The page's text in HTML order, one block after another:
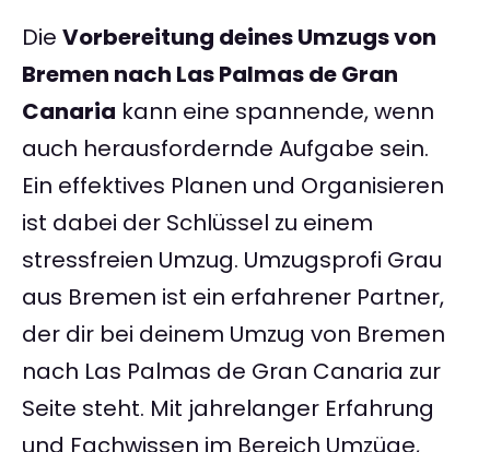
Die Vorbereitung deines Umzugs von
Bremen nach Las Palmas de Gran
Canaria kann eine spannende, wenn
auch herausfordernde Aufgabe sein.
Ein effektives Planen und Organisieren
ist dabei der Schlüssel zu einem
stressfreien Umzug. Umzugsprofi Grau
aus Bremen ist ein erfahrener Partner,
der dir bei deinem Umzug von Bremen
nach Las Palmas de Gran Canaria zur
Seite steht. Mit jahrelanger Erfahrung